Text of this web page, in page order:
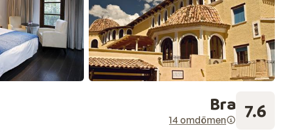
Bra
14 omdömen 7.6